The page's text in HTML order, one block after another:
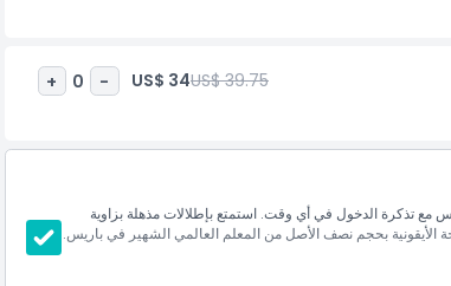
US$ 39.75
US$ 34
-
0
+
تذكرة الدخول في أي وقت. استمتع بإطلالات مذهلة بزاوية